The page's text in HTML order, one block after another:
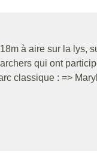
à aire sur la lys,
qui ont
classique : =>